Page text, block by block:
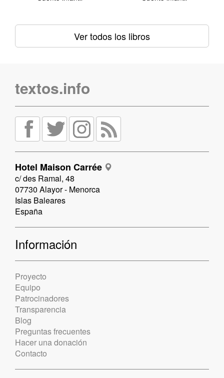
Ver todos los libros
textos.info
Hotel Maison Carrée
c/ des Ramal, 48
07730 Alayor - Menorca
Islas Baleares
España
Información
Proyecto
Equipo
Patrocinadores
Transparencia
Blog
Preguntas frecuentes
Hacer una donación
Contacto